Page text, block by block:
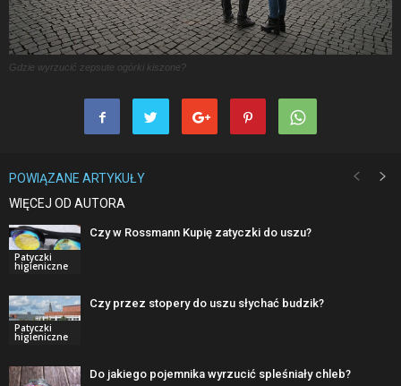
Gdzie wyrzucić zepsute ogórki kiszone?
POWIĄZANE ARTYKUŁY
WIĘCEJ OD AUTORA
Patyczki
higieniczne
Czy w Rossmann Kupię zatyczki do uszu?
Patyczki
higieniczne
Czy przez stopery do uszu słychać budzik?
Do jakiego pojemnika wyrzucić spleśniały chleb?